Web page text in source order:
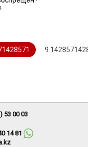
53 00 03
14 81